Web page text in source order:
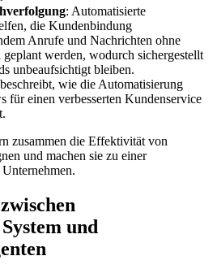
: Automatisierte
die Kundenbindung
Anrufe und Nachrichten ohne
werden, wodurch sichergestellt
unbeaufsichtigt bleiben.
wie die Automatisierung
für einen verbesserten Kundenservice
zusammen die Effektivität von
und machen sie zu einer
und